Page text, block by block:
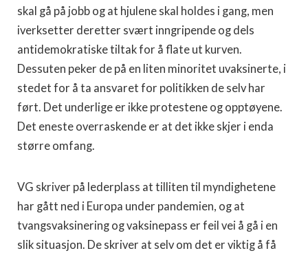
skal gå på jobb og at hjulene skal holdes i gang, men
iverksetter deretter svært inngripende og dels
antidemokratiske tiltak for å flate ut kurven.
Dessuten peker de på en liten minoritet uvaksinerte, i
stedet for å ta ansvaret for politikken de selv har
ført. Det underlige er ikke protestene og opptøyene.
Det eneste overraskende er at det ikke skjer i enda
større omfang.
VG skriver på lederplass at tilliten til myndighetene
har gått ned i Europa under pandemien, og at
tvangsvaksinering og vaksinepass er feil vei å gå i en
slik situasjon. De skriver at selv om det er viktig å få